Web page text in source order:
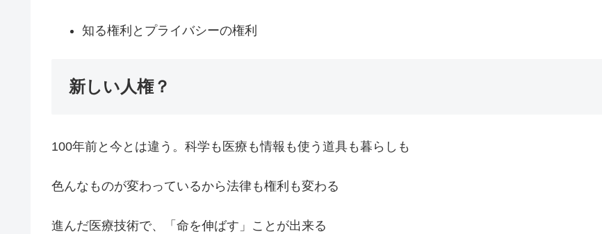
知る権利とプライバシーの権利
新しい人権？
100年前と今とは違う。科学も医療も情報も使う道具も暮らしも
色んなものが変わっているから法律も権利も変わる
進んだ医療技術で、「命を伸ばす」ことが出来る